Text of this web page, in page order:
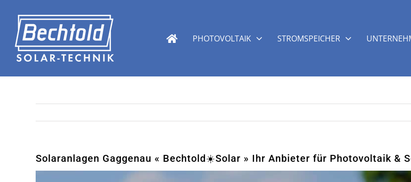
springen
PHOTOVOLTAIK STROMSPEICHER
Solaranlagen Gaggenau « Bechtold☀️Solar » Ihr Anbieter für Photovoltaik &